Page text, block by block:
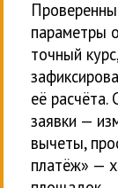
параметры
точный
её расчёта.
заявки —
вычеты,
платёж» —